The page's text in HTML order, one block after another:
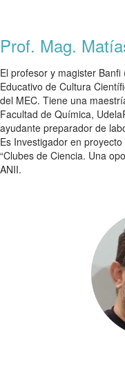
Prof. Mag.
El profesor y magister Banfi
Educativo de Cultura
del MEC. Tiene una
Facultad de Química,
ayudante preparador de
Es Investigador en
“Clubes de Ciencia. Una
ANII.